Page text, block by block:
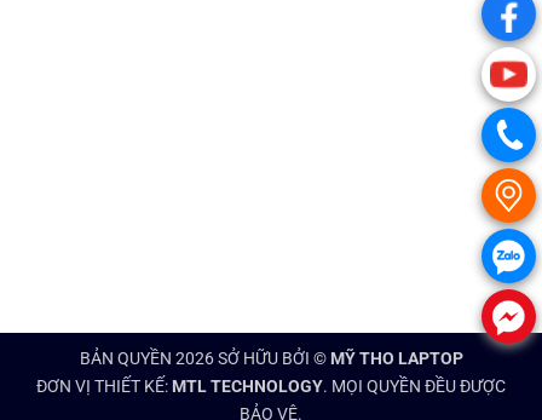
BẢN QUYỀN 2026 SỞ HỮU BỞI © MỸ THO LAPTOP
ĐƠN VỊ THIẾT KẾ: MTL TECHNOLOGY. MỌI QUYỀN ĐỀU ĐƯỢC
BẢO VỆ.
.
.
.
.
.
.